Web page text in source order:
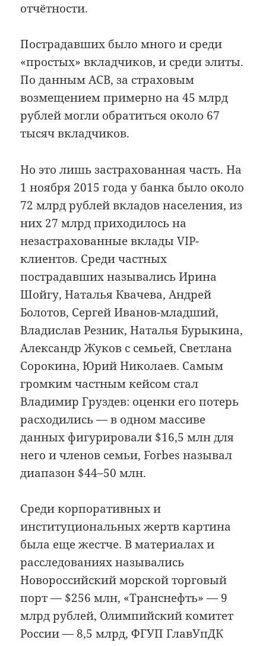
отчётности.
Пострадавших было много и среди
«простых» вкладчиков, и среди элиты.
По данным АСВ, за страховым
возмещением примерно на 45 млрд
рублей могли обратиться около 67
тысяч вкладчиков.
Но это лишь застрахованная часть. На
1 ноября 2015 года у банка было около
72 млрд рублей вкладов населения, из
них 27 млрд приходилось на
незастрахованные вклады VIP-
клиентов. Среди частных
пострадавших назывались Ирина
Шойгу, Наталья Квачева, Андрей
Болотов, Сергей Иванов-младший,
Владислав Резник, Наталья Бурыкина,
Александр Жуков с семьей, Светлана
Сорокина, Юрий Николаев. Самым
громким частным кейсом стал
Владимир Груздев: оценки его потерь
расходились — в одном массиве
данных фигурировали $16,5 млн для
него и членов семьи, Forbes называл
диапазон $44–50 млн.
Среди корпоративных и
институциональных жертв картина
была еще жестче. В материалах и
расследованиях назывались
Новороссийский морской торговый
порт — $256 млн, «Транснефть» — 9
млрд рублей, Олимпийский комитет
России — 8,5 млрд, ФГУП ГлавУпДК